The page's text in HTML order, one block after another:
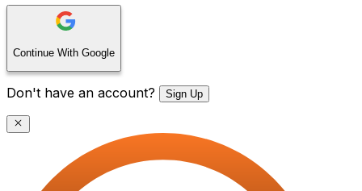
Continue With Google
Don't have an account? Sign Up